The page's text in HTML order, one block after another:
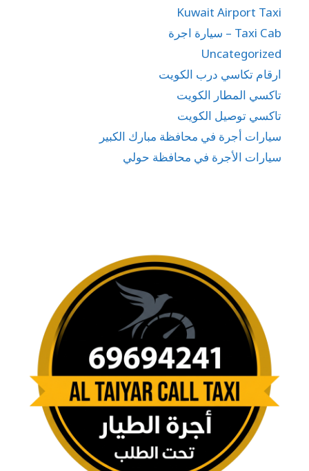
Kuwait Airport Taxi
Taxi Cab – سيارة اجرة
Uncategorized
ارقام تكاسي درب الكويت
تاكسي المطار الكويت
تاكسي توصيل الكويت
سيارات أجرة في محافظة مبارك الكبير
سيارات الأجرة في محافظة حولي